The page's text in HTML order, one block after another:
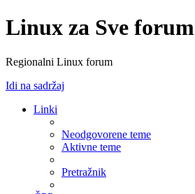
Linux za Sve forum
Regionalni Linux forum
Idi na sadržaj
Linki
Neodgovorene teme
Aktivne teme
Pretražnik